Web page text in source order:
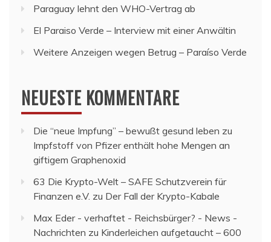
Paraguay lehnt den WHO-Vertrag ab
El Paraiso Verde – Interview mit einer Anwältin
Weitere Anzeigen wegen Betrug – Paraíso Verde
NEUESTE KOMMENTARE
Die “neue Impfung” – bewußt gesund leben zu
Impfstoff von Pfizer enthält hohe Mengen an
giftigem Graphenoxid
63 Die Krypto-Welt – SAFE Schutzverein für
Finanzen e.V. zu Der Fall der Krypto-Kabale
Max Eder - verhaftet - Reichsbürger? - News -
Nachrichten zu Kinderleichen aufgetaucht – 600